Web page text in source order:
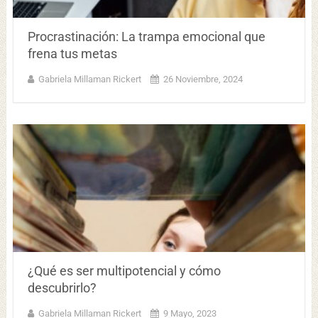
Procrastinación: La trampa emocional que
frena tus metas
Gabriela Millaman Rickert 26 Noviembre, 2024
¿Qué es ser multipotencial y cómo
descubrirlo?
Gabriela Millaman Rickert 9 Mayo, 2023